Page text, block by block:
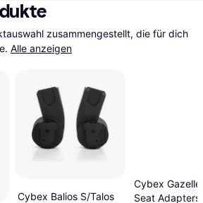
zusammengestellt, die für dich
Alle anzeigen
Cybex Balios S/Talos
Cybex Gazelle
Seat Adapters